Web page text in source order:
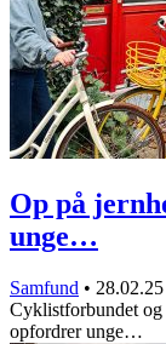
Op på
unge…
Samfund • 28.02.25
Cyklistforbundet og
opfordrer unge…